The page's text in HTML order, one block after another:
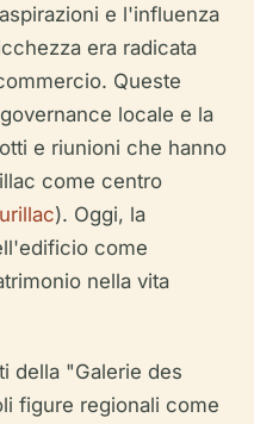
e l'influenza
era radicata
Queste
locale e la
e riunioni che hanno
come centro
). Oggi, la
come
nella vita
della "Galerie des
figure regionali come